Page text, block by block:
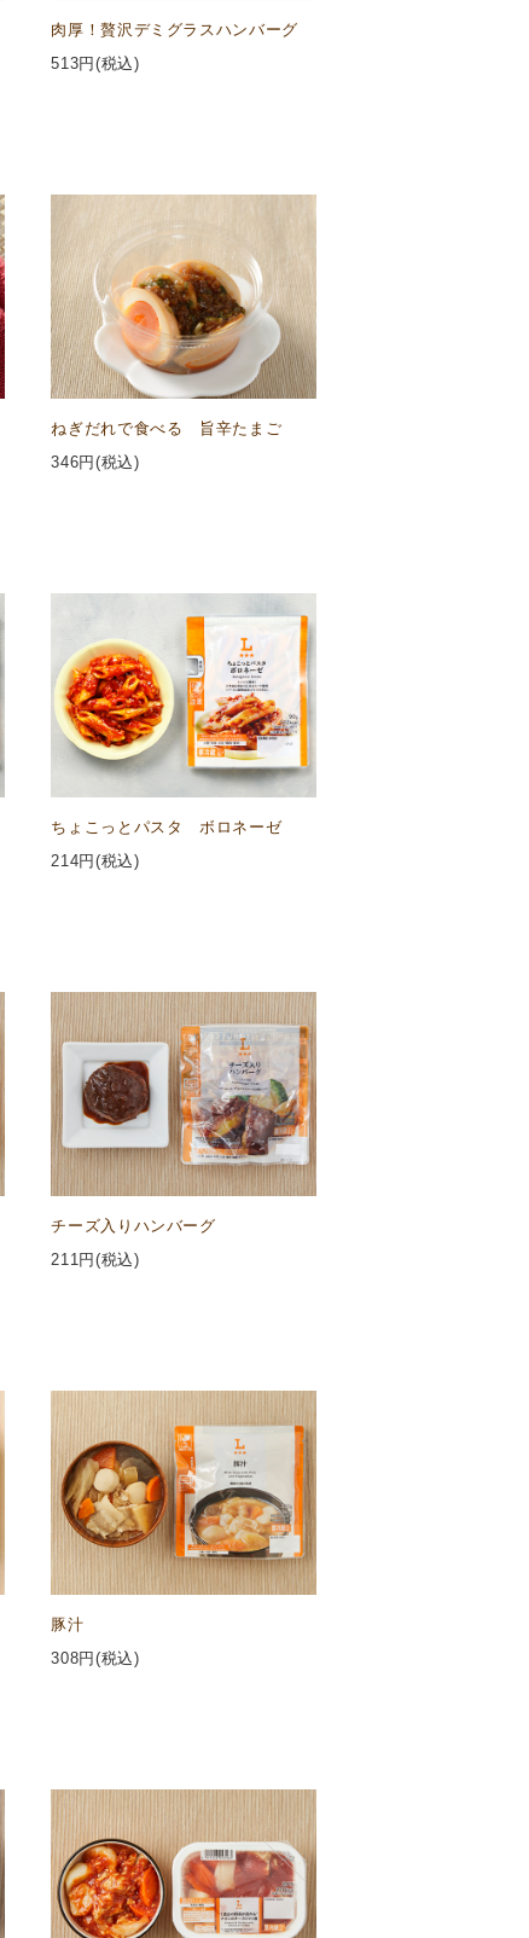
肉厚！贅沢デミグラスハンバーグ
513円(税込)
ねぎだれで食べる 旨辛たまご
346円(税込)
ちょこっとパスタ ボロネーゼ
214円(税込)
チーズ入りハンバーグ
211円(税込)
豚汁
308円(税込)